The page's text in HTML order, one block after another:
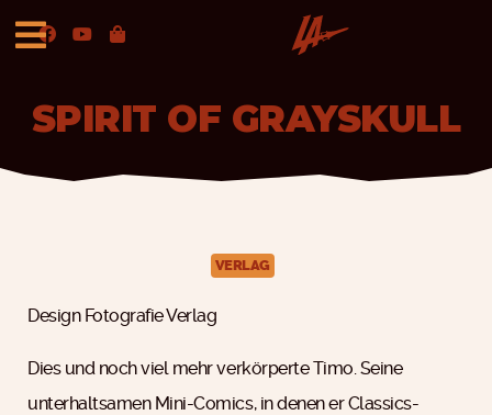
SPIRIT OF GRAYSKULL
VERLAG
Design Fotografie Verlag
Dies und noch viel mehr verkörperte Timo. Seine
unterhaltsamen Mini-Comics, in denen er Classics-